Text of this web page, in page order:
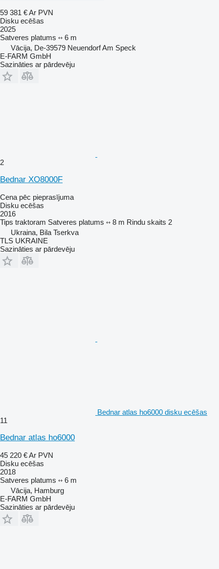
59 381 €Ar PVN
Disku ecēšas
2025
Satveres platums
6 m
Vācija, De-39579 Neuendorf Am Speck
E-FARM GmbH
Sazināties ar pārdevēju
2
Bednar XO8000F
Cena pēc pieprasījuma
Disku ecēšas
2016
Tips traktoram Satveres platums 8 m Rindu skaits 2
Ukraina, Bila Tserkva
TLS UKRAINE
Sazināties ar pārdevēju
Bednar atlas ho6000 disku ecēšas
11
Bednar atlas ho6000
45 220 €Ar PVN
Disku ecēšas
2018
Satveres platums
6 m
Vācija, Hamburg
E-FARM GmbH
Sazināties ar pārdevēju